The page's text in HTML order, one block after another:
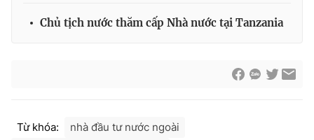
Email:toasoan@vtv.vn
Chủ tịch nước thăm cấp Nhà nước tại Tanzania
Từ khóa:
nhà đầu tư nước ngoài